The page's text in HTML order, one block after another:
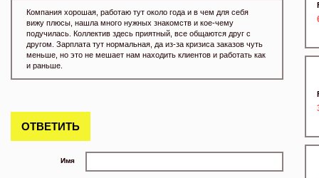
Компания хорошая, работаю тут около года и в чем для себя
вижу плюсы, нашла много нужных знакомств и кое-чему
подучилась. Коллектив здесь приятный, все общаются друг с
другом. Зарплата тут нормальная, да из-за кризиса заказов чуть
меньше, но это не мешает нам находить клиентов и работать как
и раньше.
ОТВЕТИТЬ
Имя